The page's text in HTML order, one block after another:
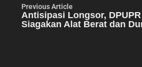
Navigasi
pos
Previous Article
article:
Antisipasi Longsor,
Siagakan Alat Berat dan